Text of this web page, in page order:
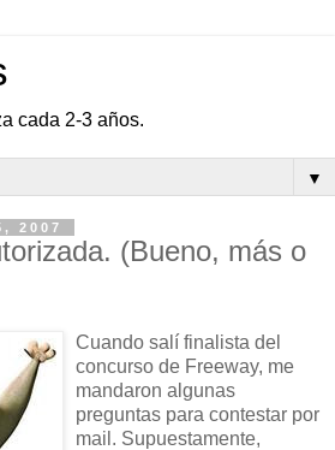
cada 2-3 años.
▼
2007
(Bueno, más o
Cuando salí finalista del
concurso de Freeway, me
mandaron algunas
preguntas para contestar por
mail. Supuestamente,